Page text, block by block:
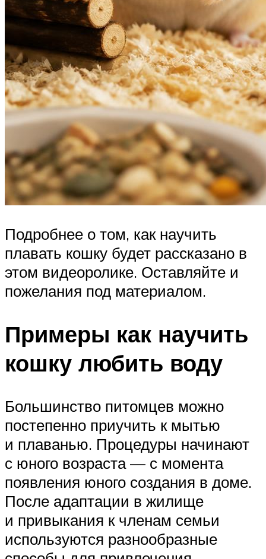
Подробнее о том, как научить
плавать кошку будет рассказано в
этом видеоролике. Оставляйте и
пожелания под материалом.
Примеры как научить
кошку любить воду
Большинство питомцев можно
постепенно приучить к мытью
и плаванью. Процедуры начинают
с юного возраста — с момента
появления юного создания в доме.
После адаптации в жилище
и привыкания к членам семьи
используются разнообразные